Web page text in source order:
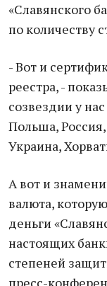
«Славянского
по количеству
- Вот и
реестра, -
созвездии у
Польша,
Украина,
А вот и
валюта,
деньги
настоящих
степеней
пресс-